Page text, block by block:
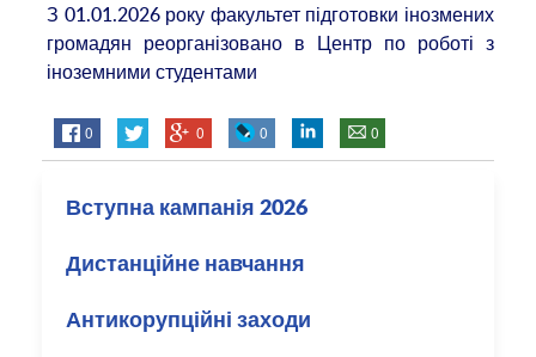
З 01.01.2026 року факультет підготовки інозмених
громадян реорганізовано в Центр по роботі з
іноземними студентами
0 0 0 0
Вступна кампанія 2026
Дистанційне навчання
Антикорупційні заходи